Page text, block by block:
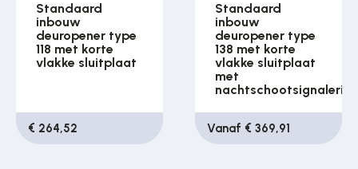
Standaard
inbouw
deuropener type
118 met korte
vlakke sluitplaat
€ 264,52
Standaard
inbouw
deuropener type
138 met korte
vlakke sluitplaat
met
Vanaf € 369,91